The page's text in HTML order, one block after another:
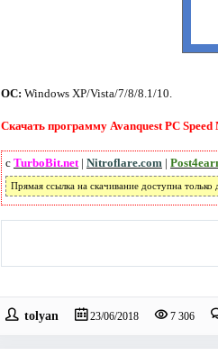
ОС: Windows XP/Vista/7/8/8.1/10.
Скачать программу Avanquest PC
с TurboBit.net| Nitroflare.com |
Прямая ссылка на скачивание доступна только
tolyan 23/06/2018 7 306